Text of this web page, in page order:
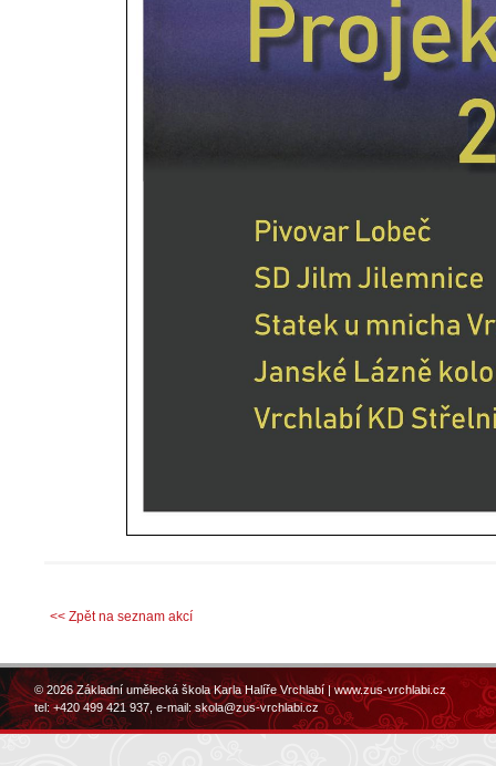
<< Zpět na seznam akcí
© 2026 Základní umělecká škola Karla Halíře Vrchlabí |www.zus-vrchlabi.cz
tel: +420 499 421 937, e-mail:skola@zus-vrchlabi.cz